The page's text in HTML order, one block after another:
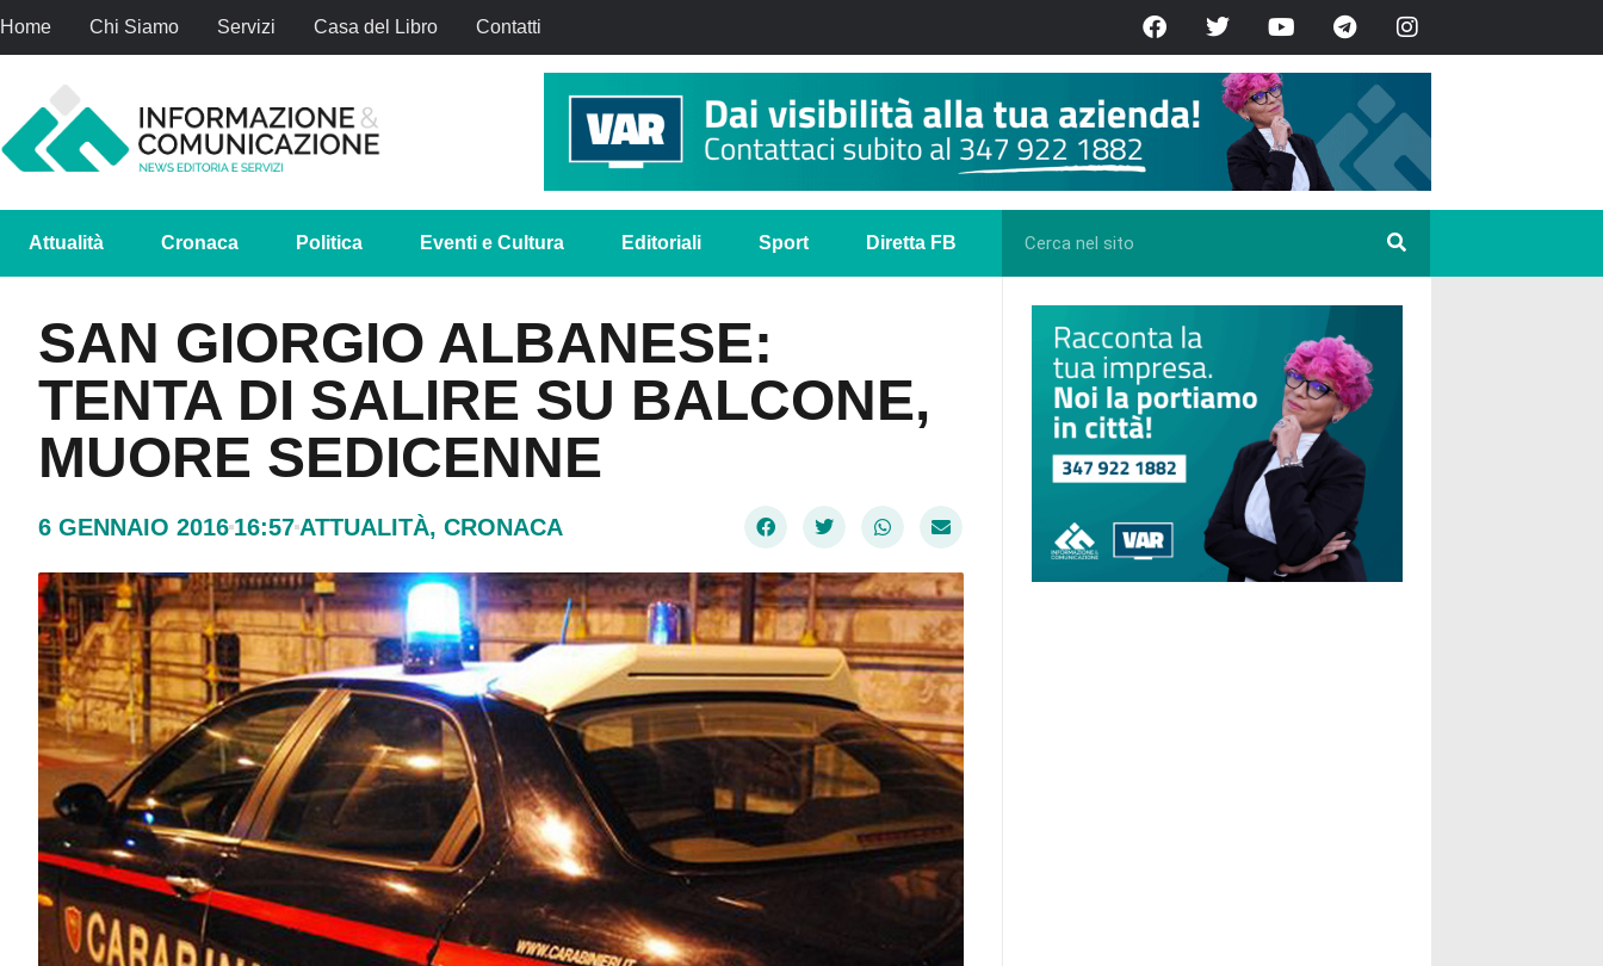
Home Chi Siamo Servizi Casa del Libro Contatti
Attualità Cronaca Politica Eventi e Cultura Editoriali Sport Diretta FB
SAN GIORGIO ALBANESE:
TENTA DI SALIRE SU BALCONE,
MUORE SEDICENNE
6 GENNAIO 2016 16:57 ATTUALITÀ, CRONACA